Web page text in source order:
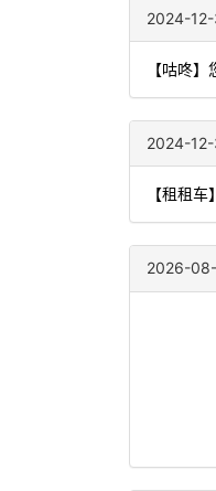
2024-
【咕咚
2024-
【租租
2026-